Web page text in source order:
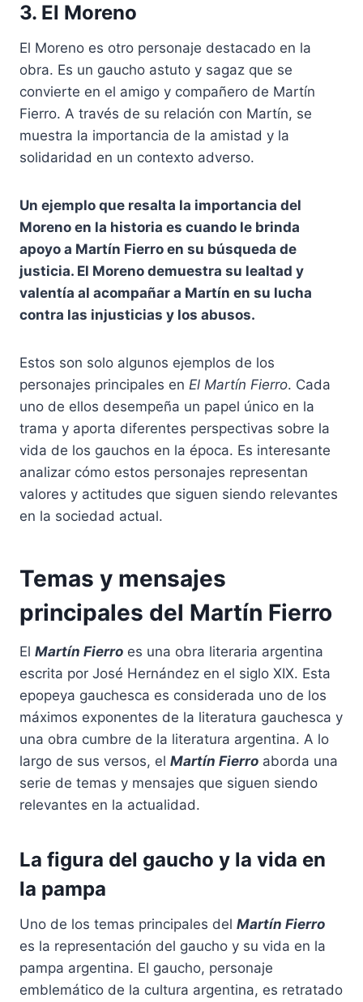
3. El Moreno
El Moreno es otro personaje destacado en la
obra. Es un gaucho astuto y sagaz que se
convierte en el amigo y compañero de Martín
Fierro. A través de su relación con Martín, se
muestra la importancia de la amistad y la
solidaridad en un contexto adverso.
Un ejemplo que resalta la importancia del
Moreno en la historia es cuando le brinda
apoyo a Martín Fierro en su búsqueda de
justicia. El Moreno demuestra su lealtad y
valentía al acompañar a Martín en su lucha
contra las injusticias y los abusos.
Estos son solo algunos ejemplos de los
personajes principales en El Martín Fierro. Cada
uno de ellos desempeña un papel único en la
trama y aporta diferentes perspectivas sobre la
vida de los gauchos en la época. Es interesante
analizar cómo estos personajes representan
valores y actitudes que siguen siendo relevantes
en la sociedad actual.
Temas y mensajes
principales del Martín Fierro
El Martín Fierro es una obra literaria argentina
escrita por José Hernández en el siglo XIX. Esta
epopeya gauchesca es considerada uno de los
máximos exponentes de la literatura gauchesca y
una obra cumbre de la literatura argentina. A lo
largo de sus versos, el Martín Fierro aborda una
serie de temas y mensajes que siguen siendo
relevantes en la actualidad.
La figura del gaucho y la vida en
la pampa
Uno de los temas principales del Martín Fierro
es la representación del gaucho y su vida en la
pampa argentina. El gaucho, personaje
emblemático de la cultura argentina, es retratado